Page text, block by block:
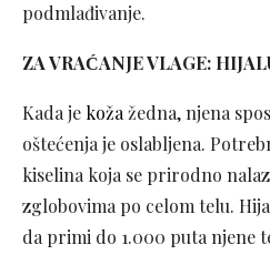
podmlađivanje.
ZA VRAĆANJE VLAGE:
Kada je koža žedna, njena
oštećenja je oslabljena.
kiselina koja se prirodno
zglobovima po celom telu.
da primi do 1.000 puta njene